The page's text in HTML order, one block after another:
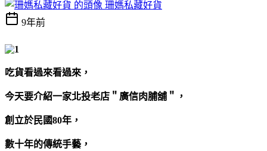
珊媽私藏好貨
9年前
吃貨看過來看過來，
今天要介紹一家北投老店＂廣信肉脯舖＂，
創立於民國80年，
數十年的傳統手藝，